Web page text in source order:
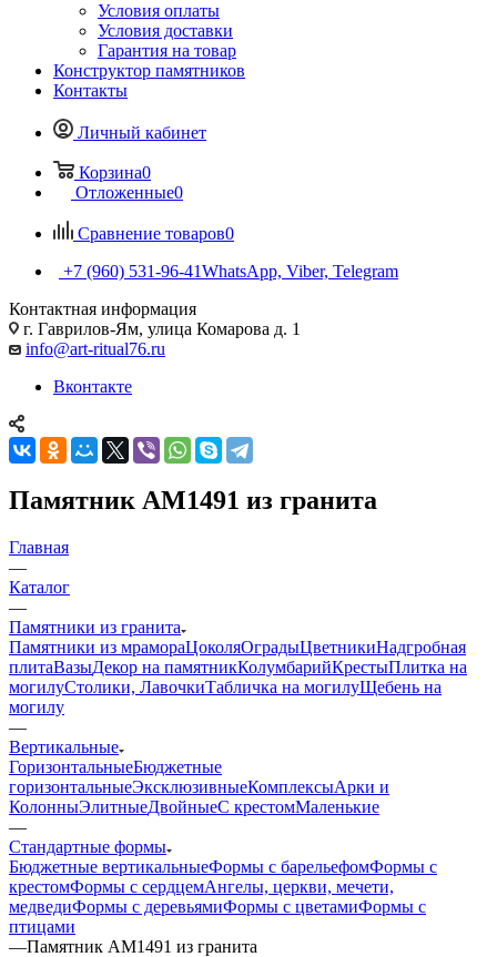
Условия оплаты
Условия доставки
Гарантия на товар
Конструктор памятников
Контакты
Личный кабинет
Корзина0
Отложенные0
Сравнение товаров0
+7 (960) 531-96-41WhatsApp, Viber, Telegram
Контактная информация
г. Гаврилов-Ям, улица Комарова д. 1
info@art-ritual76.ru
Вконтакте
Памятник AM1491 из гранита
Главная
—
Каталог
—
Памятники из гранита
Памятники из мрамораЦоколяОградыЦветникиНадгробная
плитаВазыДекор на памятникКолумбарийКрестыПлитка на
могилуСтолики, ЛавочкиТабличка на могилуЩебень на
могилу
—
Вертикальные
ГоризонтальныеБюджетные
горизонтальныеЭксклюзивныеКомплексыАрки и
КолонныЭлитныеДвойныеС крестомМаленькие
—
Стандартные формы
Бюджетные вертикальныеФормы с барельефомФормы с
крестомФормы с сердцемАнгелы, церкви, мечети,
медведиФормы с деревьямиФормы с цветамиФормы с
птицами
—Памятник AM1491 из гранита